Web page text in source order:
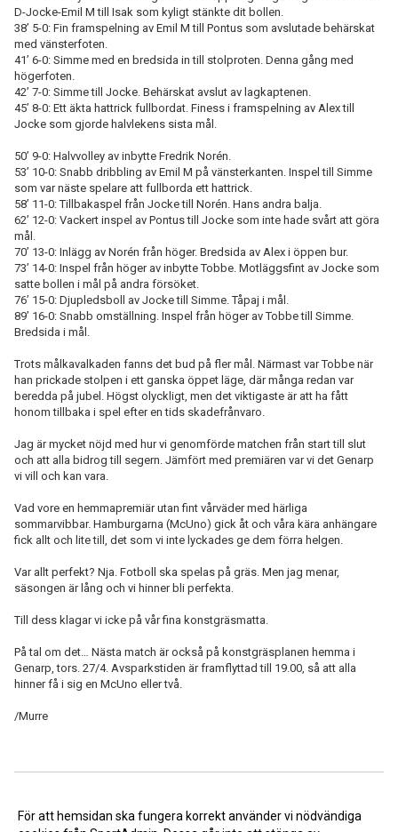
D-Jocke-Emil M till Isak som kyligt stänkte dit bollen.
38’ 5-0: Fin framspelning av Emil M till Pontus som avslutade behärskat
med vänsterfoten.
41’ 6-0: Simme med en bredsida in till stolproten. Denna gång med
högerfoten.
42’ 7-0: Simme till Jocke. Behärskat avslut av lagkaptenen.
45’ 8-0: Ett äkta hattrick fullbordat. Finess i framspelning av Alex till
Jocke som gjorde halvlekens sista mål.
50’ 9-0: Halvvolley av inbytte Fredrik Norén.
53’ 10-0: Snabb dribbling av Emil M på vänsterkanten. Inspel till Simme
som var näste spelare att fullborda ett hattrick.
58’ 11-0: Tillbakaspel från Jocke till Norén. Hans andra balja.
62’ 12-0: Vackert inspel av Pontus till Jocke som inte hade svårt att göra
mål.
70’ 13-0: Inlägg av Norén från höger. Bredsida av Alex i öppen bur.
73’ 14-0: Inspel från höger av inbytte Tobbe. Motläggsfint av Jocke som
satte bollen i mål på andra försöket.
76’ 15-0: Djupledsboll av Jocke till Simme. Tåpaj i mål.
89’ 16-0: Snabb omställning. Inspel från höger av Tobbe till Simme.
Bredsida i mål.
Trots målkavalkaden fanns det bud på fler mål. Närmast var Tobbe när
han prickade stolpen i ett ganska öppet läge, där många redan var
beredda på jubel. Högst olyckligt, men det viktigaste är att ha fått
honom tillbaka i spel efter en tids skadefrånvaro.
Jag är mycket nöjd med hur vi genomförde matchen från start till slut
och att alla bidrog till segern. Jämfört med premiären var vi det Genarp
vi vill och kan vara.
Vad vore en hemmapremiär utan fint vårväder med härliga
sommarvibbar. Hamburgarna (McUno) gick åt och våra kära anhängare
fick allt och lite till, det som vi inte lyckades ge dem förra helgen.
Var allt perfekt? Nja. Fotboll ska spelas på gräs. Men jag menar,
säsongen är lång och vi hinner bli perfekta.
Till dess klagar vi icke på vår fina konstgräsmatta.
På tal om det… Nästa match är också på konstgräsplanen hemma i
Genarp, tors. 27/4. Avsparkstiden är framflyttad till 19.00, så att alla
hinner få i sig en McUno eller två.
/Murre
<< Tillbaka
För att hemsidan ska fungera korrekt använder vi nödvändiga